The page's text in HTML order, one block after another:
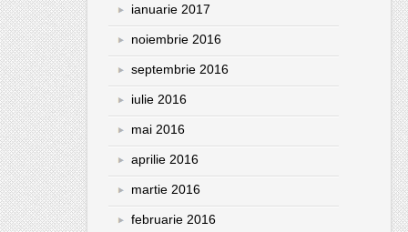
ianuarie 2017
noiembrie 2016
septembrie 2016
iulie 2016
mai 2016
aprilie 2016
martie 2016
februarie 2016